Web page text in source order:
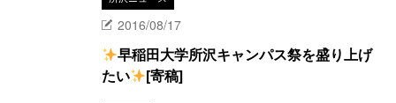
2016/08/17
早稲田大学所沢キャンパス祭を盛り上げ
たい
[寄稿]